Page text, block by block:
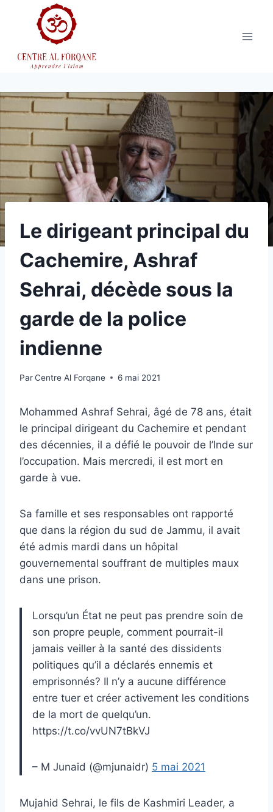
Le dirigeant principal du
Cachemire, Ashraf
Sehrai, décède sous la
garde de la police
indienne
ParCentre Al Forqane 6 mai 2021
Mohammed Ashraf Sehrai, âgé de 78 ans, était
le principal dirigeant du Cachemire et pendant
des décennies, il a défié le pouvoir de l’Inde sur
l’occupation. Mais mercredi, il est mort en
garde à vue.
Sa famille et ses responsables ont rapporté
que dans la région du sud de Jammu, il avait
été admis mardi dans un hôpital
gouvernemental souffrant de multiples maux
dans une prison.
Lorsqu’un État ne peut pas prendre soin de
son propre peuple, comment pourrait-il
jamais veiller à la santé des dissidents
politiques qu’il a déclarés ennemis et
emprisonnés? Il n’y a aucune différence
entre tuer et créer activement les conditions
de la mort de quelqu’un.
https://t.co/vvUN7tBkVJ
– M Junaid (@mjunaidr) 5 mai 2021
Mujahid Sehrai, le fils de Kashmiri Leader, a